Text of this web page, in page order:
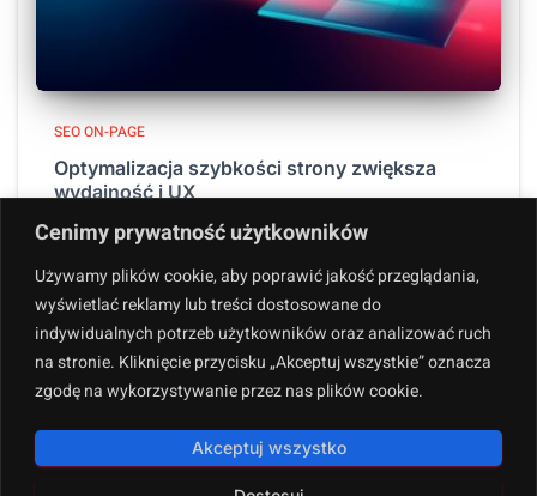
Cenimy prywatność użytkowników
Używamy plików cookie, aby poprawić jakość przeglądania,
wyświetlać reklamy lub treści dostosowane do
indywidualnych potrzeb użytkowników oraz analizować ruch
na stronie. Kliknięcie przycisku „Akceptuj wszystkie” oznacza
zgodę na wykorzystywanie przez nas plików cookie.
Akceptuj wszystko
SEO ON-PAGE
Optymalizacja szybkości strony zwiększa
wydajność i UX
Czy wiesz, że 40% użytkowników opuszcza strony, które
strony to nie tylko techniczny detal, lecz kluczowy
element wydajności i satysfakcji użytkowników. Szybsze
ładowanie stron przekłada się na Dowiedz się więcej